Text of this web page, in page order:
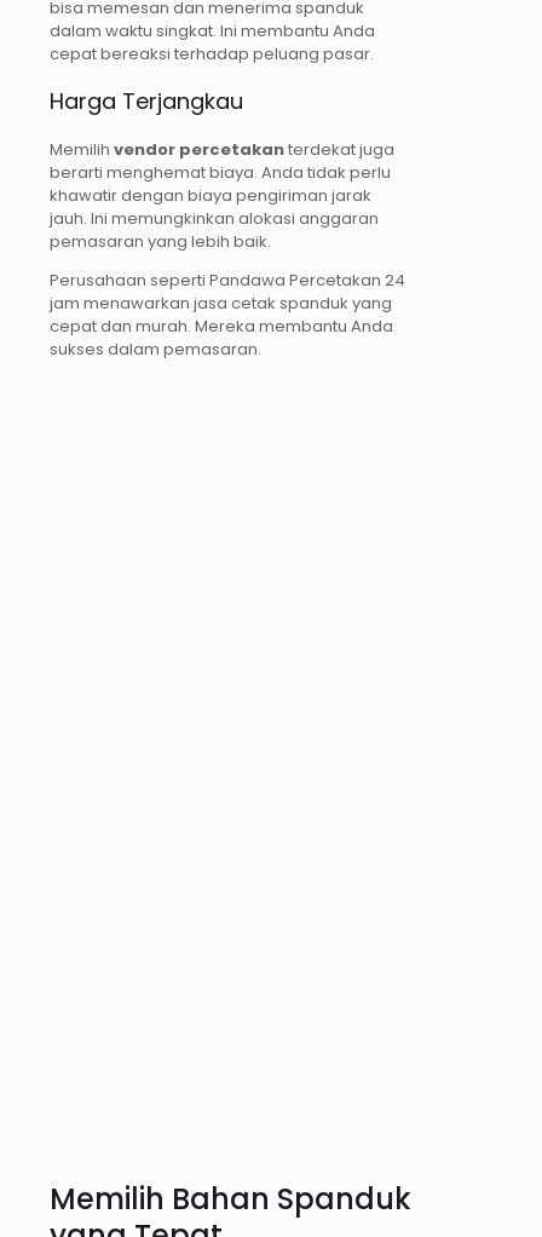
bisa memesan dan menerima spanduk
dalam waktu singkat. Ini membantu Anda
cepat bereaksi terhadap peluang pasar.
Harga Terjangkau
Memilih vendor percetakanterdekat juga
berarti menghemat biaya. Anda tidak perlu
khawatir dengan biaya pengiriman jarak
jauh. Ini memungkinkan alokasi anggaran
pemasaran yang lebih baik.
Perusahaan seperti Pandawa Percetakan 24
jam menawarkan jasa cetak spanduk yang
cepat dan murah. Mereka membantu Anda
sukses dalam pemasaran.
Memilih Bahan Spanduk